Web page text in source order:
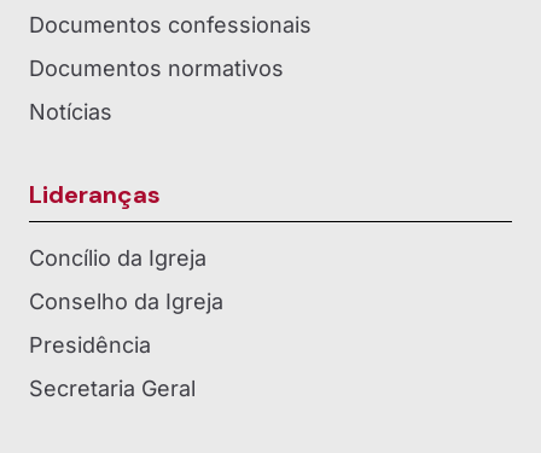
Documentos confessionais
Documentos normativos
Notícias
Lideranças
Concílio da Igreja
Conselho da Igreja
Presidência
Secretaria Geral